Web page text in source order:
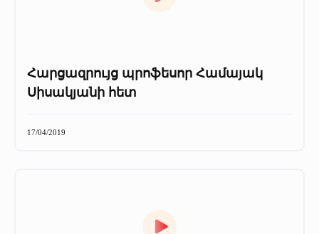
Հարցազրույց պրոֆեսոր Համայակ
Սիսակյանի հետ
17/04/2019